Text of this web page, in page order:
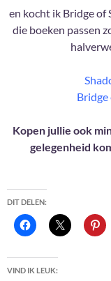
en kocht ik Bridge of
die boeken passen
Bridge
Kopen jullie ook
gelegenheid
DIT DELEN:
VIND IK LEUK: